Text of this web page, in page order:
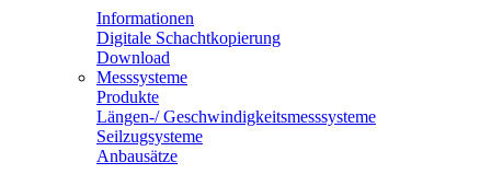
Informationen
Digitale Schachtkopierung
Download
Messsysteme
Produkte
Längen-/ Geschwindigkeitsmesssysteme
Seilzugsysteme
Anbausätze